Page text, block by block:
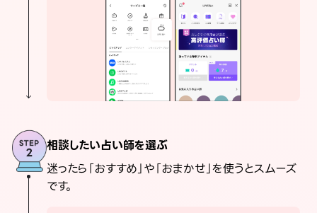
相談したい占い師を選ぶ
迷ったら「おすすめ」や「おまかせ」を使うとスムーズ
です。